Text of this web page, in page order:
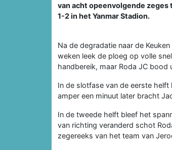
van acht opeenvolgende zeges
1-2 in het Yanmar Stadion.
Na de degradatie naar de
weken leek de ploeg op volle
handbereik, maar Roda JC bood
In de slotfase van de eerste
amper een minuut later bracht
In de tweede helft bleef het
van richting veranderd schot
zegereeks van het team van